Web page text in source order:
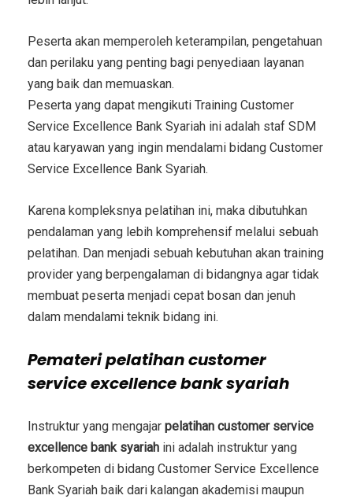
Peserta akan memperoleh keterampilan, pengetahuan
dan perilaku yang penting bagi penyediaan layanan
yang baik dan memuaskan.
Peserta yang dapat mengikuti Training Customer
Service Excellence Bank Syariah ini adalah staf SDM
atau karyawan yang ingin mendalami bidang Customer
Service Excellence Bank Syariah.
Karena kompleksnya pelatihan ini, maka dibutuhkan
pendalaman yang lebih komprehensif melalui sebuah
pelatihan. Dan menjadi sebuah kebutuhan akan training
provider yang berpengalaman di bidangnya agar tidak
membuat peserta menjadi cepat bosan dan jenuh
dalam mendalami teknik bidang ini.
Pemateripelatihan customer
service excellence bank syariah
Instruktur yang mengajar pelatihan customer service
excellence bank syariah ini adalah instruktur yang
berkompeten di bidang Customer Service Excellence
Bank Syariah baik dari kalangan akademisi maupun